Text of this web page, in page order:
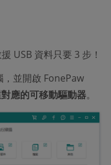
USB 資料只要 3 步！
，並開啟 FonePaw
應的可移動驅動器。